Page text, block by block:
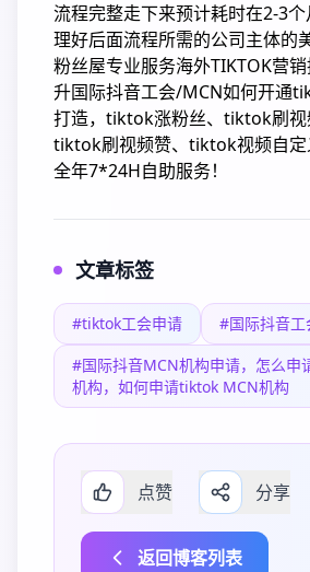
流程完整走下来预计耗时在2-3
理好后面流程所需的公司主体的
粉丝屋专业服务海外TIKTOK营
升国际抖音工会/MCN如何开通
打造，tiktok涨粉丝、tiktok刷视
tiktok刷视频赞、tiktok视频自定
全年7*24H自助服务！
文章标签
#tiktok工会申请
#国际抖音工
#国际抖音MCN机构申请，怎么申
机构，如何申请tiktok MCN机构
点赞 分享
返回博客列表